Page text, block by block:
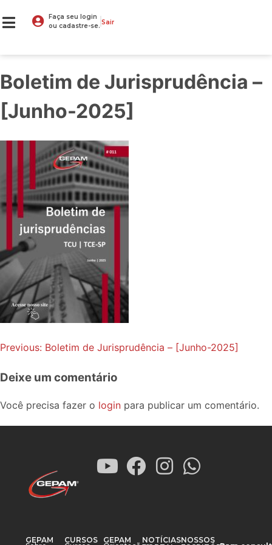
Faça seu login
ou cadastre-se. Sair
Boletim de Jurisprudência –
[Junho-2025]
Previous: Boletim de Jurisprudência – [Junho-2025]
Deixe um comentário
Você precisa fazer o login para publicar um comentário.
GEPAM CURSOS GEPAM
NOTÍCIASNOSSOS